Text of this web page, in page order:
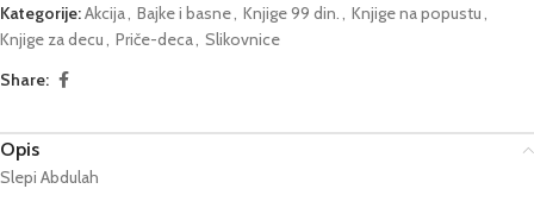
Kategorije:Akcija, Bajke i basne, Knjige 99 din., Knjige na popustu,
Knjige za decu, Priče-deca, Slikovnice
Share:
Opis
Slepi Abdulah